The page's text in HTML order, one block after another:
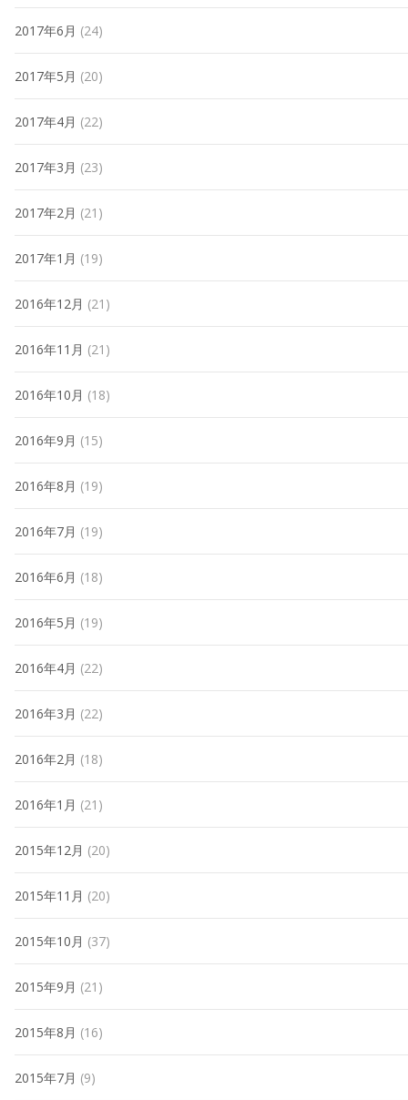
2017年6月 (24)
2017年5月 (20)
2017年4月 (22)
2017年3月 (23)
2017年2月 (21)
2017年1月 (19)
2016年12月 (21)
2016年11月 (21)
2016年10月 (18)
2016年9月 (15)
2016年8月 (19)
2016年7月 (19)
2016年6月 (18)
2016年5月 (19)
2016年4月 (22)
2016年3月 (22)
2016年2月 (18)
2016年1月 (21)
2015年12月 (20)
2015年11月 (20)
2015年10月 (37)
2015年9月 (21)
2015年8月 (16)
2015年7月 (9)